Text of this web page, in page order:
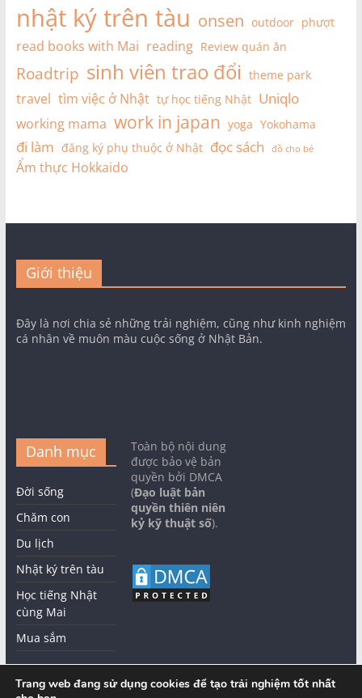
nhật ký trên tàu onsen outdoor phượt
read books with Mai reading Review quán ăn
Roadtrip sinh viên trao đổi theme park
travel tìm việc ở Nhật tự học tiếng Nhật Uniqlo
working mama work in japan yoga Yokohama
đi làm đăng ký phụ thuộc ở Nhật đọc sách đồ cho bé
Ẩm thực Hokkaido
Giới thiệu
Đây là nơi chia sẻ những trải nghiệm, cũng như kinh nghiệm
cá nhân về muôn màu cuộc sống ở Nhật Bản.
Danh mục
Đời sống
Chăm con
Du lịch
Nhật ký trên tàu
Học tiếng Nhật
cùng Mai
Mua sắm
Toàn bộ nội dung
được bảo vệ bản
quyền bởi DMCA
(Đạo luật bản
quyền thiên niên
kỷ kỹ thuật số).
Trang web đang sử dụng cookies để tạo trải nghiệm tốt nhất